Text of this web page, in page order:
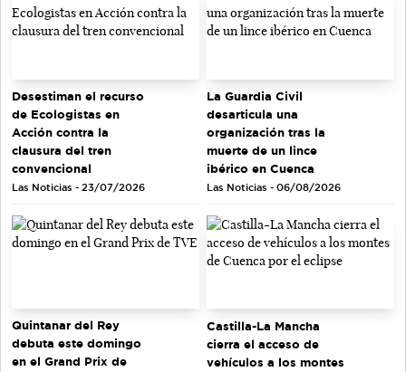
Desestiman el recurso
de Ecologistas en
Acción contra la
clausura del tren
convencional
Las Noticias - 23/07/2026
La Guardia Civil
desarticula una
organización tras la
muerte de un lince
ibérico en Cuenca
Las Noticias - 06/08/2026
Quintanar del Rey
debuta este domingo
en el Grand Prix de
Castilla-La Mancha
cierra el acceso de
vehículos a los montes